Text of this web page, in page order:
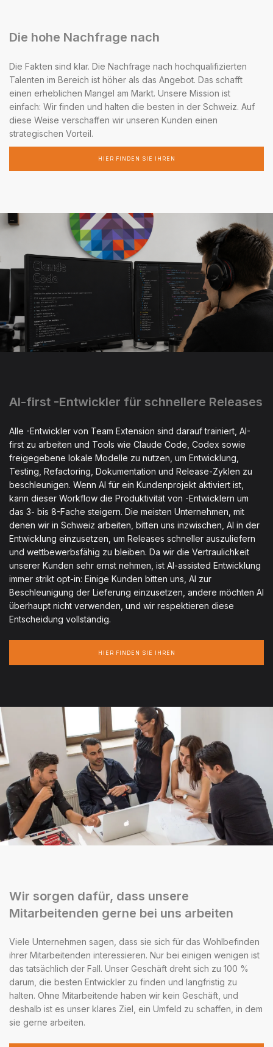
Die hohe Nachfrage nach
Die Fakten sind klar. Die Nachfrage nach hochqualifizierten
Talenten im Bereich ist höher als das Angebot. Das schafft
einen erheblichen Mangel am Markt. Unsere Mission ist
einfach: Wir finden und halten die besten in der Schweiz. Auf
diese Weise verschaffen wir unseren Kunden einen
strategischen Vorteil.
HIER FINDEN SIE IHREN
AI-first -Entwickler für schnellere Releases
Alle -Entwickler von Team Extension sind darauf trainiert, AI-
first zu arbeiten und Tools wie Claude Code, Codex sowie
freigegebene lokale Modelle zu nutzen, um Entwicklung,
Testing, Refactoring, Dokumentation und Release-Zyklen zu
beschleunigen. Wenn AI für ein Kundenprojekt aktiviert ist,
kann dieser Workflow die Produktivität von -Entwicklern um
das 3- bis 8-Fache steigern. Die meisten Unternehmen, mit
denen wir in Schweiz arbeiten, bitten uns inzwischen, AI in der
Entwicklung einzusetzen, um Releases schneller auszuliefern
und wettbewerbsfähig zu bleiben. Da wir die Vertraulichkeit
unserer Kunden sehr ernst nehmen, ist AI-assisted Entwicklung
immer strikt opt-in: Einige Kunden bitten uns, AI zur
Beschleunigung der Lieferung einzusetzen, andere möchten AI
überhaupt nicht verwenden, und wir respektieren diese
Entscheidung vollständig.
HIER FINDEN SIE IHREN
Wir sorgen dafür, dass unsere
Mitarbeitenden gerne bei uns arbeiten
Viele Unternehmen sagen, dass sie sich für das Wohlbefinden
ihrer Mitarbeitenden interessieren. Nur bei einigen wenigen ist
das tatsächlich der Fall. Unser Geschäft dreht sich zu 100 %
darum, die besten Entwickler zu finden und langfristig zu
halten. Ohne Mitarbeitende haben wir kein Geschäft, und
deshalb ist es unser klares Ziel, ein Umfeld zu schaffen, in dem
sie gerne arbeiten.